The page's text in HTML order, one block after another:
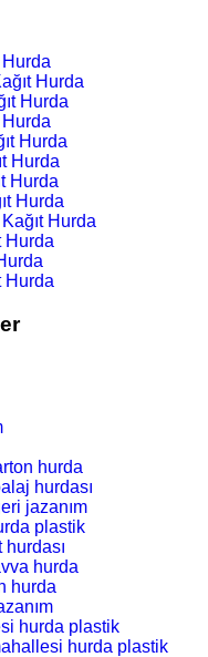
Hurda
Hurda
Hurda
Hurda
Hurda
Hurda
Hurda
Hurda
Hurda
hurda
hurdası
jazanım
plastik
hurdası
hurda
hurda
hurda plastik
hurda plastik